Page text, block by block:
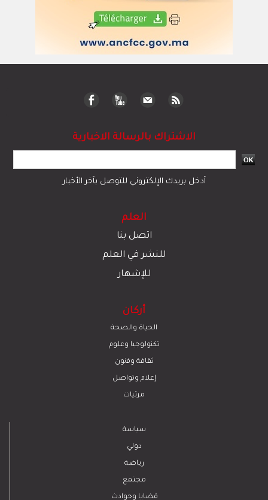
الاشتراك بالرسالة الاخبارية
أدخل بريدك الإلكتروني للتوصل بآخر الأخبار
العلم
اتصل بنا
للنشر في العلم
للإشهار
أركان
الحياة والصحة
تكنولوجيا وعلوم
ﺛﻘﺎﻓﺔ وﻓﻧون
إعلام وتواصل
مرئيات
سياسة
دولي
رياضة
مجتمع
قضايا وحوادث